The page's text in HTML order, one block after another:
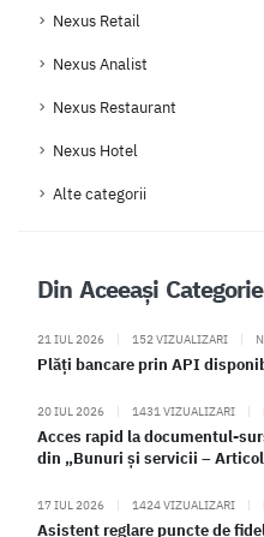
Nexus Retail
Nexus Analist
Nexus Restaurant
Nexus Hotel
Alte categorii
Din Aceeași Categorie
21 IUL 2026 | 152 VIZUALIZARI |
Plăți bancare prin API
20 IUL 2026 | 1431 VIZUALIZARI |
Acces rapid la documentul-
din „Bunuri și servicii –
17 IUL 2026 | 1424 VIZUALIZARI |
Asistent reglare puncte de